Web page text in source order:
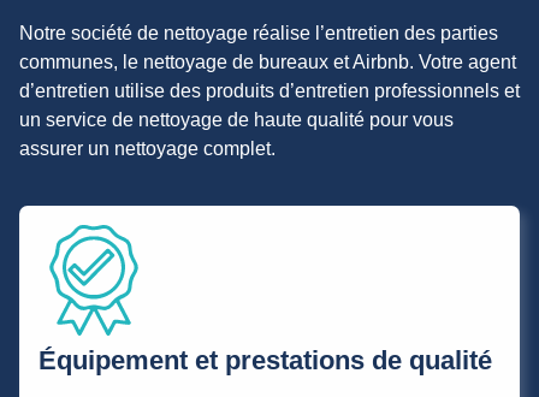
Notre société de nettoyage réalise l’entretien des parties
communes, le nettoyage de bureaux et Airbnb. Votre agent
d’entretien utilise des produits d’entretien professionnels et
un service de nettoyage de haute qualité pour vous
assurer un nettoyage complet.
Équipement et prestations de qualité